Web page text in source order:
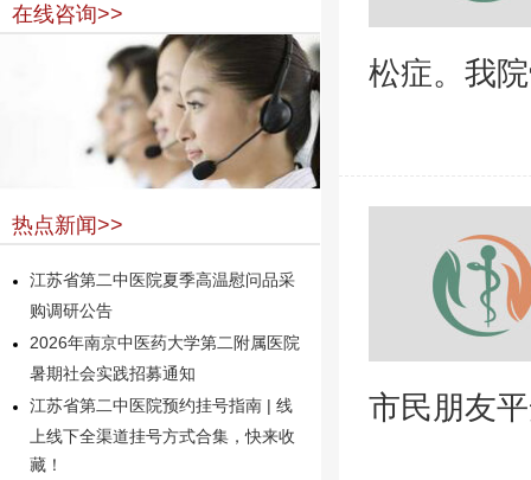
在线咨询>>
热点新闻>>
江苏省第二中医院夏季高温慰问品采
购调研公告
2026年南京中医药大学第二附属医院
暑期社会实践招募通知
江苏省第二中医院预约挂号指南 | 线
上线下全渠道挂号方式合集，快来收
藏！
松症。我
市民朋友